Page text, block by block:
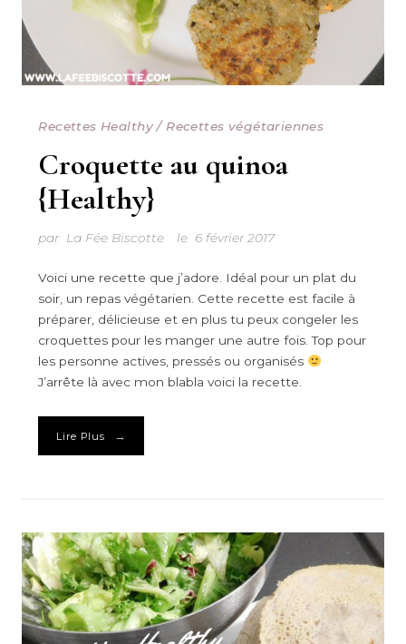
Recettes Healthy/ Recettes végétariennes
Croquette au quinoa
{Healthy}
par La Fée Biscotte le 6 février 2017
Voici une recette que j’adore. Idéal pour un plat du
soir, un repas végétarien. Cette recette est facile à
préparer, délicieuse et en plus tu peux congeler les
croquettes pour les manger une autre fois. Top pour
les personne actives, pressés ou organisés
J’arrête là avec mon blabla voici la recette.
Lire Plus →